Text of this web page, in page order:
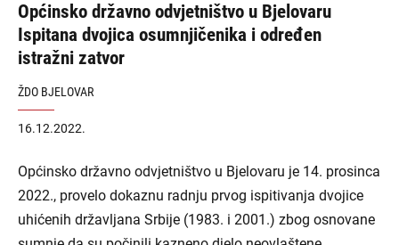
Općinsko državno odvjetništvo u Bjelovaru
Ispitana dvojica osumnjičenika i određen
istražni zatvor
ŽDO BJELOVAR
16.12.2022.
Općinsko državno odvjetništvo u Bjelovaru je 14. prosinca
2022., provelo dokaznu radnju prvog ispitivanja dvojice
uhićenih državljana Srbije (1983. i 2001.) zbog osnovane